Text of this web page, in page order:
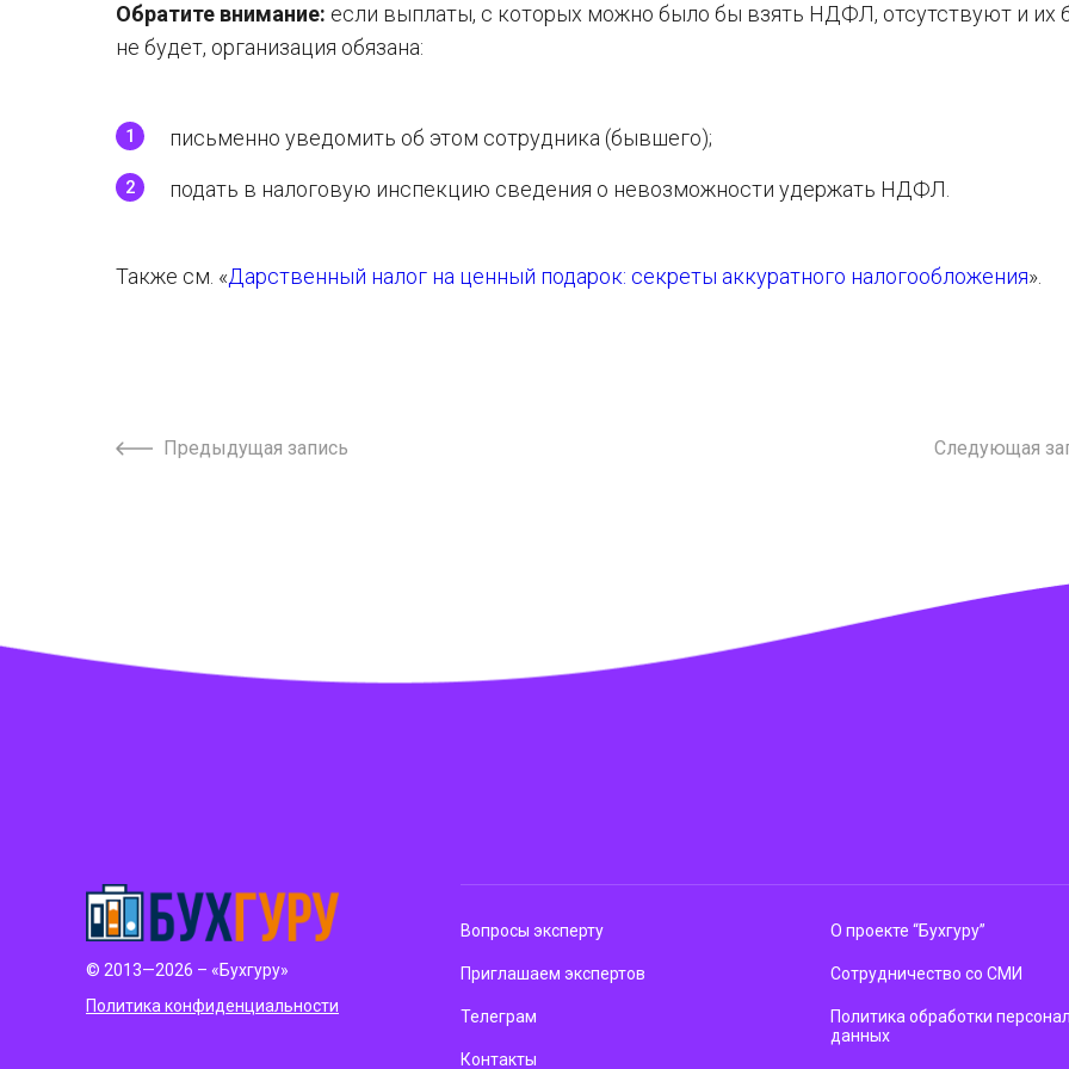
Обратите внимание: если выплаты, с которых можно было бы взять НДФЛ, отсутствуют и их
не будет, организация обязана:
письменно уведомить об этом сотрудника (бывшего);
подать в налоговую инспекцию сведения о невозможности удержать НДФЛ.
Также см. «Дарственный налог на ценный подарок: секреты аккуратного налогообложения».
Предыдущая запись Следующая
© 2013—2026 – «Бухгуру»
Политика конфиденциальности
Вопросы эксперту
Приглашаем экспертов
Телеграм
Контакты
О проекте “Бухгуру”
Сотрудничество со СМИ
Политика обработки
данных